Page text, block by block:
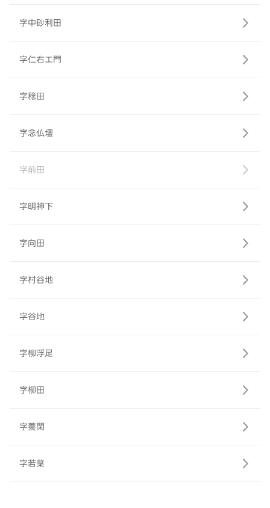
字中砂利田
字仁右エ門
字稔田
字念仏壇
字前田
字明神下
字向田
字村谷地
字谷地
字柳浮足
字柳田
字養閑
字若葉